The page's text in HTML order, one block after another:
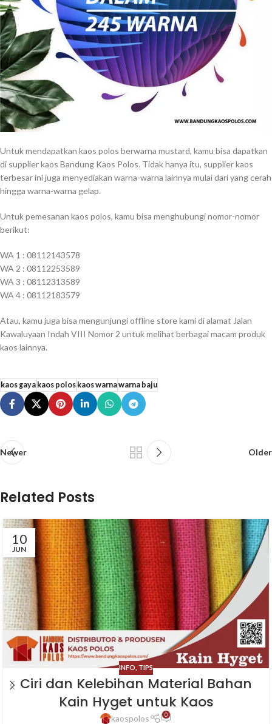
Untuk mendapatkan kaos polos berwarna mustard, kamu bisa dapatkan
di supplier kaos Bandung Kaos Polos. Tidak hanya itu, supplier kaos
terbesar ini juga menyediakan warna-warna lainnya mulai dari yang cerah
hingga warna-warna gelap.
Untuk pemesanan kaos polos, kamu bisa menghubungi nomor-nomor
berikut:
WA 1 : 08112143578
WA 2 : 08112253589
WA 3 : 08112313589
WA 4 : 08112183579
Atau, kamu juga bisa mengunjungi offline store kami di alamat Jalan
Kawaluyaan Indah VIII Nomor 2 untuk melihat berbagai macam produk
kaos lainnya.
kaos gayakaos poloskaos warnawarna baju
Newer Older
Related Posts
10
JUN
INFO TIPS
Ciri dan Kelebihan Material Bahan
Kain Hyget untuk Kaos
kaospolos 0